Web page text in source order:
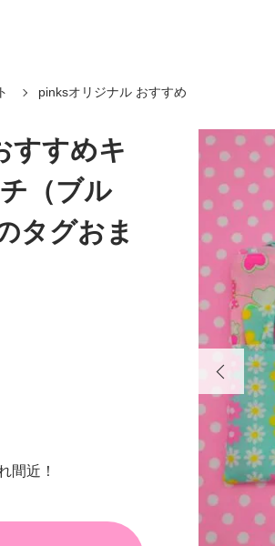
pinksオリジナル おすすめ
すすめキ
（ブル
タグおま
間近！